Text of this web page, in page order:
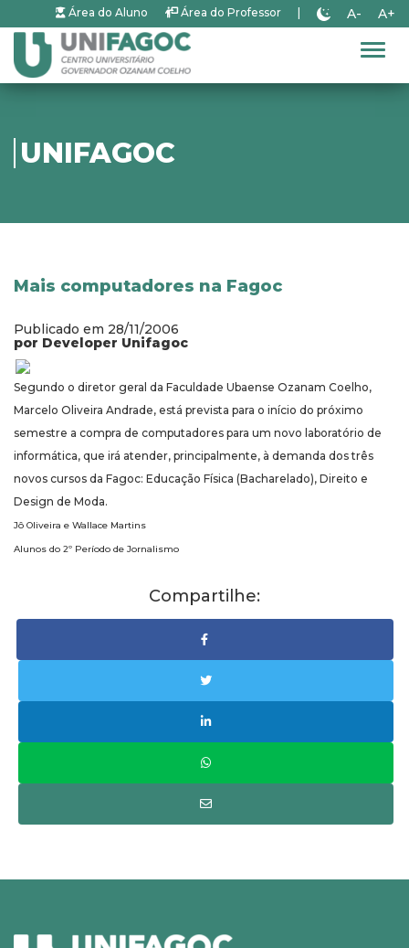
Área do Aluno Área do Professor A- A+
UNIFAGOC
Mais computadores na Fagoc
Publicado em 28/11/2006
por Developer Unifagoc
Segundo o diretor geral da Faculdade Ubaense Ozanam Coelho,
Marcelo Oliveira Andrade, está prevista para o início do próximo
semestre a compra de computadores para um novo laboratório de
informática, que irá atender, principalmente, à demanda dos três
novos cursos da Fagoc: Educação Física (Bacharelado), Direito e
Design de Moda.
Jô Oliveira e Wallace Martins
Alunos do 2º Período de Jornalismo
Compartilhe: